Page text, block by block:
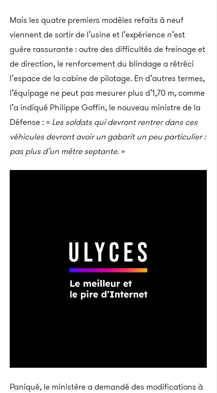
Mais les quatre premiers modèles refaits à neuf
viennent de sortir de l’usine et l’expérience n’est
guère rassurante : outre des difficultés de freinage et
de direction, le renforcement du blindage a rétréci
l’espace de la cabine de pilotage. En d’autres termes,
l’équipage ne peut pas mesurer plus d’1,70 m, comme
l’a indiqué Philippe Goffin, le nouveau ministre de la
Défense : « Les soldats qui devront rentrer dans ces
véhicules devront avoir un gabarit un peu particulier :
pas plus d’un mètre septante.»
Paniqué, le ministère a demandé des modifications à